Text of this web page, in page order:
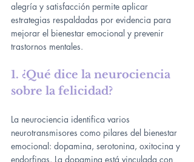
alegría y satisfacción permite aplicar
estrategias respaldadas por evidencia para
mejorar el bienestar emocional y prevenir
trastornos mentales.
1. ¿Qué dice la neurociencia
sobre la felicidad?
La neurociencia identifica varios
neurotransmisores como pilares del bienestar
emocional: dopamina, serotonina, oxitocina y
endorfinas. La dopamina está vinculada con